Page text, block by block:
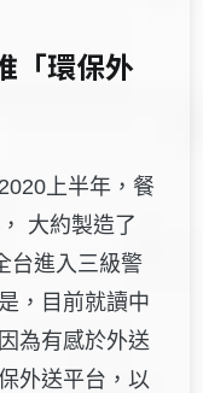
「環保外
上半年，餐
大約製造了
台進入三級警
，目前就讀中
為有感於外送
外送平台，以